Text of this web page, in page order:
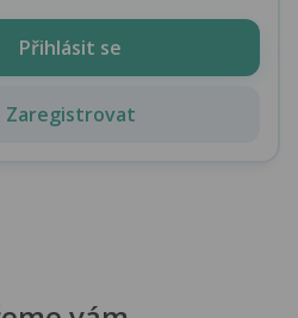
Přihlásit se
Zaregistrovat